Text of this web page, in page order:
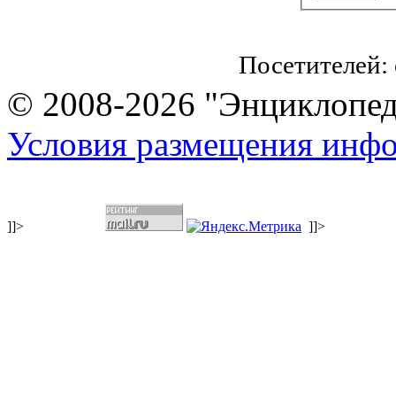
Посетителей:
© 2008-2026
Условия размещения
]]> ]]>